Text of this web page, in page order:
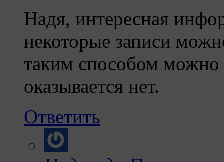
Надя, интересная
некоторые записи
таким способом можно
оказывается нет.
Ответить